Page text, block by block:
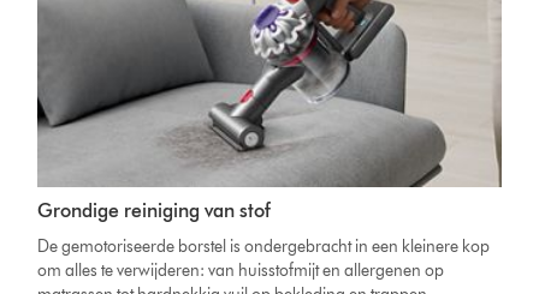
Grondige reiniging van stof
De gemotoriseerde borstel is ondergebracht in een kleinere kop
om alles te verwijderen: van huisstofmijt en allergenen op